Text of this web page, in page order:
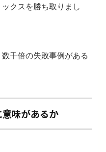
クスを勝ち取りまし
千倍の失敗事例がある
味があるか